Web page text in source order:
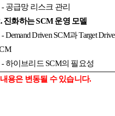
- 공급망 리스크 관리
진화하는SCM운영 모델
- Demand Driven SCM과Target
-하이브리드SCM의 필요성
용은 변동될 수 있습니다.